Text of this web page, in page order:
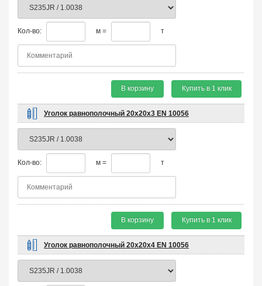
Кол-во: м = т
В корзину Купить в 1 клик
Уголок равнополочный 20х20х3 EN 10056
Кол-во: м = т
В корзину Купить в 1 клик
Уголок равнополочный 20х20х4 EN 10056